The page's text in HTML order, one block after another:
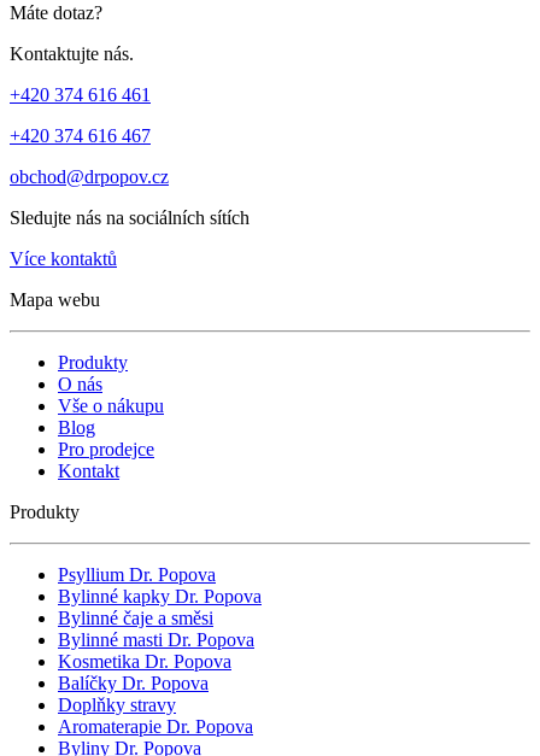
Máte dotaz?
Kontaktujte nás.
+420 374 616 461
+420 374 616 467
obchod@drpopov.cz
Sledujte nás na sociálních sítích
Více kontaktů
Mapa webu
Produkty
O nás
Vše o nákupu
Blog
Pro prodejce
Kontakt
Produkty
Psyllium Dr. Popova
Bylinné kapky Dr. Popova
Bylinné čaje a směsi
Bylinné masti Dr. Popova
Kosmetika Dr. Popova
Balíčky Dr. Popova
Doplňky stravy
Aromaterapie Dr. Popova
Byliny Dr. Popova